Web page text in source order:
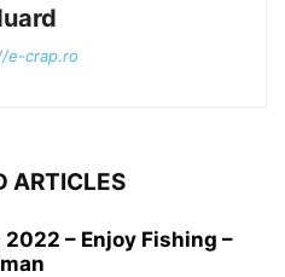
e-crap.ro
ARTICLES
2022 – Enjoy Fishing –